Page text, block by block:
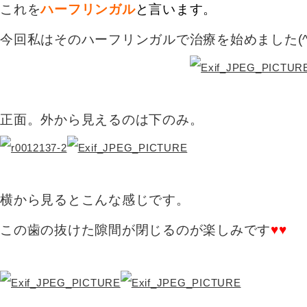
これをハーフリンガルと言います。
今回私はそのハーフリンガルで治療を始めました
正面。外から見えるのは下のみ。
横から見るとこんな感じです。
この歯の抜けた隙間が閉じるのが楽しみです♥♥